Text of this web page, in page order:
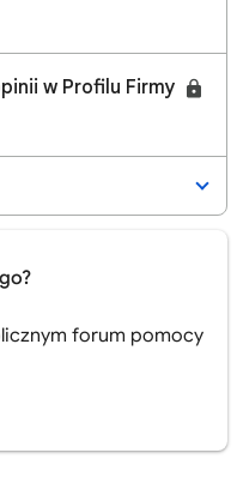
w Profilu Firmy
forum pomocy